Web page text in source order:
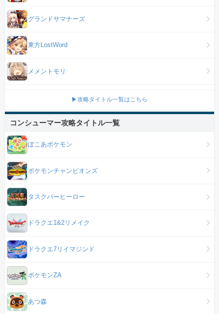
グランドサマナーズ
東方LostWord
メメントモリ
▶攻略タイトル一覧はこちら
コンシューマー攻略タイトル一覧
ぽこあポケモン
ポケモンチャンピオンズ
タスクバーヒーロー
ドラクエ1&2リメイク
ドラクエ7リイマジンド
ポケモンZA
あつ森